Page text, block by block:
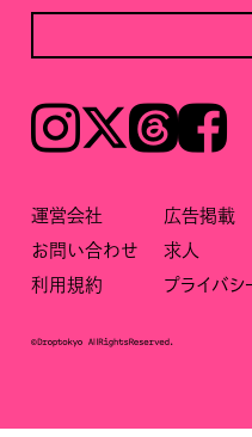
Instagram𝕏ThreadsFacebook
運営会社
広告掲載
お問い合わせ
求人
利用規約
プライバシ